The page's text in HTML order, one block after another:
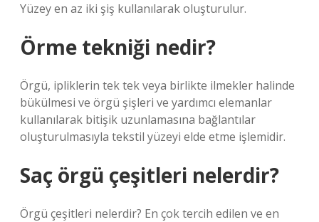
Yüzey en az iki şiş kullanılarak oluşturulur.
Örme tekniği nedir?
Örgü, ipliklerin tek tek veya birlikte ilmekler halinde
bükülmesi ve örgü şişleri ve yardımcı elemanlar
kullanılarak bitişik uzunlamasına bağlantılar
oluşturulmasıyla tekstil yüzeyi elde etme işlemidir.
Saç örgü çeşitleri nelerdir?
Örgü çeşitleri nelerdir? En çok tercih edilen ve en